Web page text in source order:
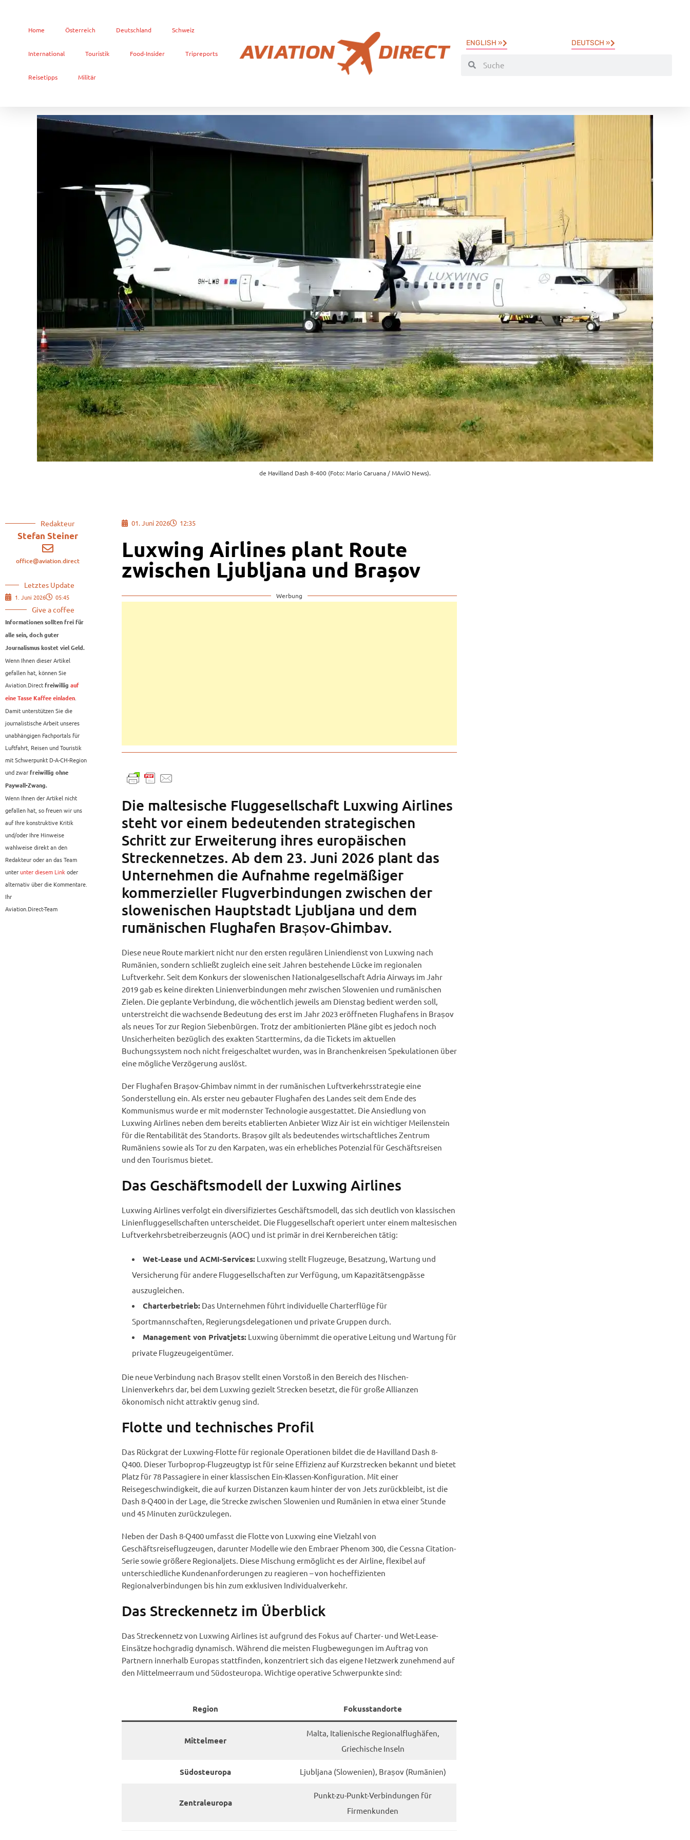
Home Österreich Deutschland Schweiz
International Touristik Food-Insider Tripreports
Reisetipps Militär
ENGLISH » DEUTSCH »
de Havilland Dash 8-400 (Foto: Mario Caruana / MAviO News).
Redakteur
Stefan Steiner
office@aviation.direct
Letztes Update
1. Juni 2026 05:45
Give a coffee
Informationen sollten frei für
alle sein, doch guter
Journalismus kostet viel Geld.
Wenn Ihnen dieser Artikel
gefallen hat, können Sie
Aviation.Direct freiwillig auf
eine Tasse Kaffee einladen.
Damit unterstützen Sie die
journalistische Arbeit unseres
unabhängigen Fachportals für
Luftfahrt, Reisen und Touristik
mit Schwerpunkt D-A-CH-Region
und zwar freiwillig ohne
Paywall-Zwang.
Wenn Ihnen der Artikel nicht
gefallen hat, so freuen wir uns
auf Ihre konstruktive Kritik
und/oder Ihre Hinweise
wahlweise direkt an den
Redakteur oder an das Team
unterunter diesem Linkoder
alternativ über die Kommentare.
Ihr
Aviation.Direct-Team
01. Juni 2026 12:35
Luxwing Airlines plant Route
zwischen Ljubljana und Brașov
Werbung
Die maltesische Fluggesellschaft Luxwing Airlines
steht vor einem bedeutenden strategischen
Schritt zur Erweiterung ihres europäischen
Streckennetzes. Ab dem 23. Juni 2026 plant das
Unternehmen die Aufnahme regelmäßiger
kommerzieller Flugverbindungen zwischen der
slowenischen Hauptstadt Ljubljana und dem
rumänischen Flughafen Brașov-Ghimbav.
Diese neue Route markiert nicht nur den ersten regulären Liniendienst von Luxwing nach
Rumänien, sondern schließt zugleich eine seit Jahren bestehende Lücke im regionalen
Luftverkehr. Seit dem Konkurs der slowenischen Nationalgesellschaft Adria Airways im Jahr
2019 gab es keine direkten Linienverbindungen mehr zwischen Slowenien und rumänischen
Zielen. Die geplante Verbindung, die wöchentlich jeweils am Dienstag bedient werden soll,
unterstreicht die wachsende Bedeutung des erst im Jahr 2023 eröffneten Flughafens in Brașov
als neues Tor zur Region Siebenbürgen. Trotz der ambitionierten Pläne gibt es jedoch noch
Unsicherheiten bezüglich des exakten Starttermins, da die Tickets im aktuellen
Buchungssystem noch nicht freigeschaltet wurden, was in Branchenkreisen Spekulationen über
eine mögliche Verzögerung auslöst.
Der Flughafen Brașov-Ghimbav nimmt in der rumänischen Luftverkehrsstrategie eine
Sonderstellung ein. Als erster neu gebauter Flughafen des Landes seit dem Ende des
Kommunismus wurde er mit modernster Technologie ausgestattet. Die Ansiedlung von
Luxwing Airlines neben dem bereits etablierten Anbieter Wizz Air ist ein wichtiger Meilenstein
für die Rentabilität des Standorts. Brașov gilt als bedeutendes wirtschaftliches Zentrum
Rumäniens sowie als Tor zu den Karpaten, was ein erhebliches Potenzial für Geschäftsreisen
und den Tourismus bietet.
Das Geschäftsmodell der Luxwing Airlines
Luxwing Airlines verfolgt ein diversifiziertes Geschäftsmodell, das sich deutlich von klassischen
Linienfluggesellschaften unterscheidet. Die Fluggesellschaft operiert unter einem maltesischen
Luftverkehrsbetreiberzeugnis (AOC) und ist primär in drei Kernbereichen tätig:
Wet-Lease und ACMI-Services:Luxwing stellt Flugzeuge, Besatzung, Wartung und
Versicherung für andere Fluggesellschaften zur Verfügung, um Kapazitätsengpässe
auszugleichen.
Charterbetrieb:Das Unternehmen führt individuelle Charterflüge für
Sportmannschaften, Regierungsdelegationen und private Gruppen durch.
Management von Privatjets:Luxwing übernimmt die operative Leitung und Wartung für
private Flugzeugeigentümer.
Die neue Verbindung nach Brașov stellt einen Vorstoß in den Bereich des Nischen-
Linienverkehrs dar, bei dem Luxwing gezielt Strecken besetzt, die für große Allianzen
ökonomisch nicht attraktiv genug sind.
Flotte und technisches Profil
Das Rückgrat der Luxwing-Flotte für regionale Operationen bildet die de Havilland Dash 8-
Q400. Dieser Turboprop-Flugzeugtyp ist für seine Effizienz auf Kurzstrecken bekannt und bietet
Platz für 78 Passagiere in einer klassischen Ein-Klassen-Konfiguration. Mit einer
Reisegeschwindigkeit, die auf kurzen Distanzen kaum hinter der von Jets zurückbleibt, ist die
Dash 8-Q400 in der Lage, die Strecke zwischen Slowenien und Rumänien in etwa einer Stunde
und 45 Minuten zurückzulegen.
Neben der Dash 8-Q400 umfasst die Flotte von Luxwing eine Vielzahl von
Geschäftsreiseflugzeugen, darunter Modelle wie den Embraer Phenom 300, die Cessna Citation-
Serie sowie größere Regionaljets. Diese Mischung ermöglicht es der Airline, flexibel auf
unterschiedliche Kundenanforderungen zu reagieren – von hocheffizienten
Regionalverbindungen bis hin zum exklusiven Individualverkehr.
Das Streckennetz im Überblick
Das Streckennetz von Luxwing Airlines ist aufgrund des Fokus auf Charter- und Wet-Lease-
Einsätze hochgradig dynamisch. Während die meisten Flugbewegungen im Auftrag von
Partnern innerhalb Europas stattfinden, konzentriert sich das eigene Netzwerk zunehmend auf
den Mittelmeerraum und Südosteuropa. Wichtige operative Schwerpunkte sind:
Region Fokusstandorte
Mittelmeer
Malta, Italienische Regionalflughäfen,
Griechische Inseln
Südosteuropa Ljubljana (Slowenien), Brașov (Rumänien)
Zentraleuropa
Punkt-zu-Punkt-Verbindungen für
Firmenkunden